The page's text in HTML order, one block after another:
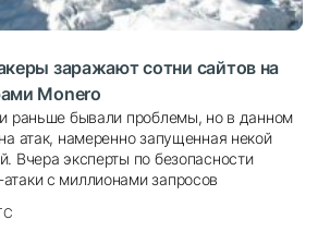
заражают сотни сайтов на
Monero
раньше бывали проблемы, но в данном
атак, намеренно запущенная некой
Вчера эксперты по безопасности
с миллионами запросов